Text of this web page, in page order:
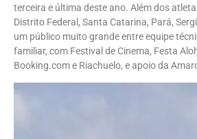
terceira e última deste ano. Além dos
Distrito Federal, Santa Catarina, Pará,
um público muito grande entre equipe
familiar, com Festival de Cinema, Festa
Booking.com e Riachuelo, e apoio da